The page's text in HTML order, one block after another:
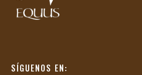
SÍGUENOS EN: